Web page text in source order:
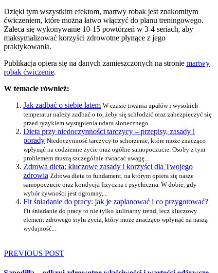
Dzięki tym wszystkim efektom, martwy robak jest znakomitym
ćwiczeniem, które można łatwo włączyć do planu treningowego.
Zaleca się wykonywanie 10-15 powtórzeń w 3-4 seriach, aby
maksymalizować korzyści zdrowotne płynące z jego
praktykowania.
Publikacja opiera się na danych zamieszczonych na stronie martwy
robak ćwiczenie.
W temacie również:
Jak zadbać o siebie latem W czasie trwania upałów i wysokich
temperatur należy zadbać o to, żeby się schłodzić oraz zabezpieczyć się
przed ryzykiem wystąpienia udaru słonecznego....
Dieta przy niedoczynności tarczycy – przepisy, zasady i
porady Niedoczynność tarczycy to schorzenie, które może znacząco
wpłynąć na codzienne życie oraz ogólne samopoczucie. Osoby z tym
problemem muszą szczególnie zwracać uwagę...
Zdrowa dieta: kluczowe zasady i korzyści dla Twojego
zdrowia Zdrowa dieta to fundament, na którym opiera się nasze
samopoczucie oraz kondycja fizyczna i psychiczna. W dobie, gdy
wybór żywności jest ogromny,...
Fit śniadanie do pracy: jak je zaplanować i co przygotować?
Fit śniadanie do pracy to nie tylko kulinarny trend, lecz kluczowy
element zdrowego stylu życia, który może znacząco wpłynąć na naszą
wydajność...
PREVIOUS POST